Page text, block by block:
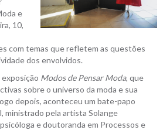
e
10,
com temas que refletem as questões
dos envolvidos.
Modos de Pensar Moda, que
sobre o universo da moda e sua
depois, aconteceu um bate-papo
ministrado pela artista Solange
e doutoranda em Processos e